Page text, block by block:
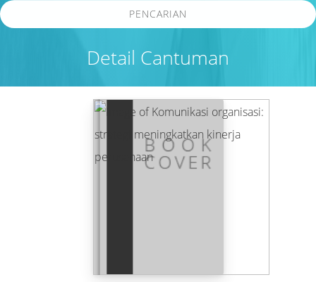
Detail Cantuman
PENCARIAN